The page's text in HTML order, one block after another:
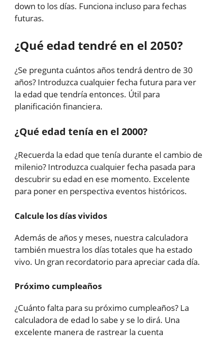
down to los días. Funciona incluso para fechas
futuras.
¿Qué edad tendré en el 2050?
¿Se pregunta cuántos años tendrá dentro de 30
años? Introduzca cualquier fecha futura para ver
la edad que tendría entonces. Útil para
planificación financiera.
¿Qué edad tenía en el 2000?
¿Recuerda la edad que tenía durante el cambio de
milenio? Introduzca cualquier fecha pasada para
descubrir su edad en ese momento. Excelente
para poner en perspectiva eventos históricos.
Calcule los días vividos
Además de años y meses, nuestra calculadora
también muestra los días totales que ha estado
vivo. Un gran recordatorio para apreciar cada día.
Próximo cumpleaños
¿Cuánto falta para su próximo cumpleaños? La
calculadora de edad lo sabe y se lo dirá. Una
excelente manera de rastrear la cuenta